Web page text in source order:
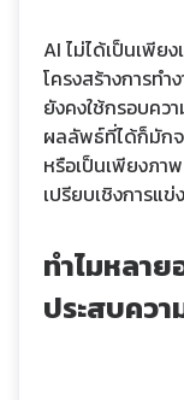
AI ไม่ได้เป็นเพีย
โครงสร้างการท
ยังคงใช้กรอบคว
ผลลัพธ์ที่ได้ก็มักจ
หรือเป็นเพียงภา
เปรียบเชิงการแ
ทำไมหลา
ประสบควา